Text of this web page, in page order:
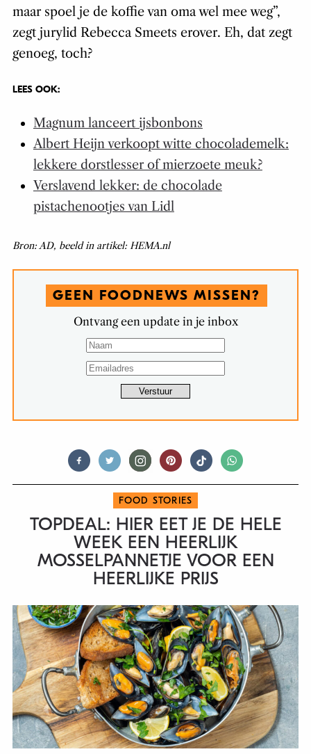
maar spoel je de koffie van oma wel mee weg”,
zegt jurylid Rebecca Smeets erover. Eh, dat zegt
genoeg, toch?
LEES OOK:
Magnum lanceert ijsbonbons
Albert Heijn verkoopt witte chocolademelk:
lekkere dorstlesser of mierzoete meuk?
Verslavend lekker: de chocolade
pistachenootjes van Lidl
Bron: AD, beeld in artikel: HEMA.nl
GEEN FOODNEWS MISSEN?
Ontvang een update in je inbox
FOOD STORIES
TOPDEAL: HIER EET JE DE HELE
WEEK EEN HEERLIJK
MOSSELPANNETJE VOOR EEN
HEERLIJKE PRIJS